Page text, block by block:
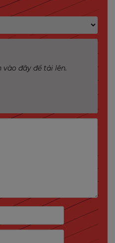
IMOU– Thiết lập
cho người dùng.
mọi nơi bằng điện thoại.
cầu giám sát liên tục.
– Dễ dàng kết nối
camera IP khác nhau.
vào đây để tải lên.